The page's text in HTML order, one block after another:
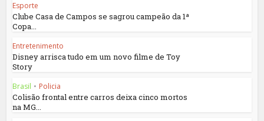
Esporte
Clube Casa de Campos se sagrou campeão da 1ª
Copa...
Entretenimento
Disney arrisca tudo em um novo filme de Toy
Story
Brasil • Policia
Colisão frontal entre carros deixa cinco mortos
na MG...